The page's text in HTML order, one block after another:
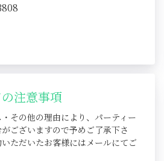
注意事項
その他の理由により、パーティー
ございますので予めご了承下さ
ただいたお客様にはメールにてご